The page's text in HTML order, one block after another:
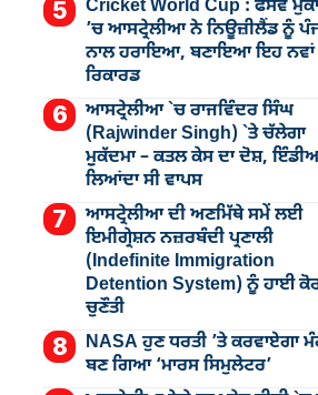
Cricket World Cup : ਫਸਵੇਂ
’ਚ ਆਸਟ੍ਰੇਲੀਆ ਨੇ ਨਿਊਜ਼ੀਲੈਂਡ ਨੂੰ
ਨਾਲ ਹਰਾਇਆ, ਬਣਾਇਆ ਇਹ ਨਵਾਂ
ਰਿਕਾਰਡ
ਆਸਟ੍ਰੇਲੀਆ `ਚ ਰਾਜਵਿੰਦਰ ਸਿੰਘ
(Rajwinder Singh) `ਤੇ ਚੱਲੇਗਾ
ਮੁੁਕੱਦਮਾ – ਕਤਲ ਕੇਸ ਦਾ ਦੋਸ਼,
ਲਿਆਂਦਾ ਸੀ ਵਾਪਸ
ਆਸਟ੍ਰੇਲੀਆ ਦੀ ਅਣਮਿੱਥੇ ਸਮੇਂ ਲਈ
ਇਮੀਗ੍ਰੇਸ਼ਨ ਨਜ਼ਰਬੰਦੀ ਪ੍ਰਣਾਲੀ
(Indefinite Immigration
Detention System) ਨੂੰ ਹਾਈ
ਚੁਣੌਤੀ
NASA ਹੁਣ ਧਰਤੀ ’ਤੇ ਕਰਵਾਏਗਾ
ਬਣ ਗਿਆ ‘ਮਾਰਸ ਸਿਮੁਲੇਟਰ’